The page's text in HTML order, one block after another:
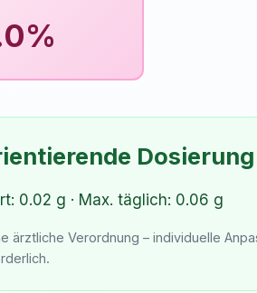
0.02 g · Max. täglich: 0.06 g
ärztliche Verordnung – individuelle